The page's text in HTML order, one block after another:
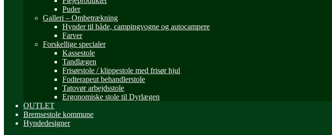
Puder
Galleri – Ombetrækning
Hynder til både, campingvogne og autocampere
Farver
Forskellige specialer
Kassestole
Tandlægen
Frisørstole / klippestole med frisør hjul
Fodterapeut behandlerstole
Tatovør arbejdsstole
Ergonomiske stole til Dyrlægen
OUTLET
Bremsestole kommune
Hyndedesigner